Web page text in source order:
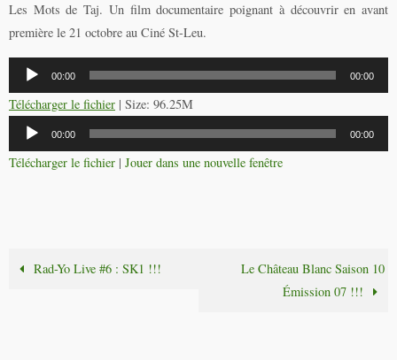
Les Mots de Taj. Un film documentaire poignant à découvrir en avant
première le 21 octobre au Ciné St-Leu.
Lecteur
audio
00:00 00:00
Télécharger le fichier | Size: 96.25M
Lecteur
audio
00:00 00:00
Télécharger le fichier | Jouer dans une nouvelle fenêtre
Rad-Yo Live #6 : SK1 !!!
Le Château Blanc Saison 10
Émission 07 !!!